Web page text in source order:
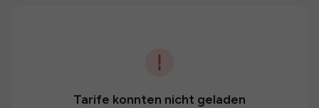
Tarife konnten nicht geladen